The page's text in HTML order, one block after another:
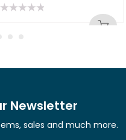
Newsletter
sales and much more.